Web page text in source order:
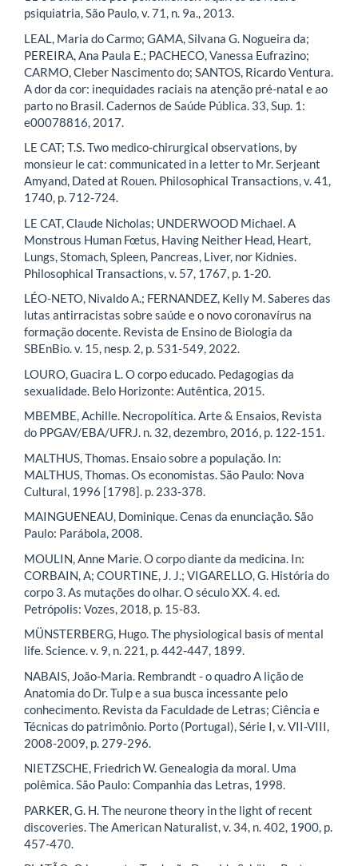
psiquiatria, São Paulo, v. 71, n. 9a., 2013.
LEAL, Maria do Carmo; GAMA, Silvana G. Nogueira da;
PEREIRA, Ana Paula E.; PACHECO, Vanessa Eufrazino;
CARMO, Cleber Nascimento do; SANTOS, Ricardo Ventura.
A dor da cor: inequidades raciais na atenção pré-natal e ao
parto no Brasil. Cadernos de Saúde Pública. 33, Sup. 1:
e00078816, 2017.
LE CAT; T.S. Two medico-chirurgical observations, by
monsieur le cat: communicated in a letter to Mr. Serjeant
Amyand, Dated at Rouen. Philosophical Transactions, v. 41,
1740, p. 712-724.
LE CAT, Claude Nicholas; UNDERWOOD Michael. A
Monstrous Human Fœtus, Having Neither Head, Heart,
Lungs, Stomach, Spleen, Pancreas, Liver, nor Kidnies.
Philosophical Transactions, v. 57, 1767, p. 1-20.
LÉO-NETO, Nivaldo A.; FERNANDEZ, Kelly M. Saberes das
lutas antirracistas sobre saúde e o novo coronavírus na
formação docente. Revista de Ensino de Biologia da
SBEnBio. v. 15, nesp. 2, p. 531-549, 2022.
LOURO, Guacira L. O corpo educado. Pedagogias da
sexualidade. Belo Horizonte: Autêntica, 2015.
MBEMBE, Achille. Necropolítica. Arte & Ensaios, Revista
do PPGAV/EBA/UFRJ. n. 32, dezembro, 2016, p. 122-151.
MALTHUS, Thomas. Ensaio sobre a população. In:
MALTHUS, Thomas. Os economistas. São Paulo: Nova
Cultural, 1996 [1798]. p. 233-378.
MAINGUENEAU, Dominique. Cenas da enunciação. São
Paulo: Parábola, 2008.
MOULIN, Anne Marie. O corpo diante da medicina. In:
CORBAIN, A; COURTINE, J. J.; VIGARELLO, G. História do
corpo 3. As mutações do olhar. O século XX. 4. ed.
Petrópolis: Vozes, 2018, p. 15-83.
MÜNSTERBERG, Hugo. The physiological basis of mental
life. Science. v. 9, n. 221, p. 442-447, 1899.
NABAIS, João-Maria. Rembrandt - o quadro A lição de
Anatomia do Dr. Tulp e a sua busca incessante pelo
conhecimento. Revista da Faculdade de Letras; Ciência e
Técnicas do patrimônio. Porto (Portugal), Série I, v. VII-VIII,
2008-2009, p. 279-296.
NIETZSCHE, Friedrich W. Genealogia da moral. Uma
polêmica. São Paulo: Companhia das Letras, 1998.
PARKER, G. H. The neurone theory in the light of recent
discoveries. The American Naturalist, v. 34, n. 402, 1900, p.
457-470.